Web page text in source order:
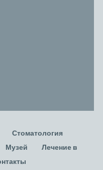
Стоматология
Музей
Лечение в